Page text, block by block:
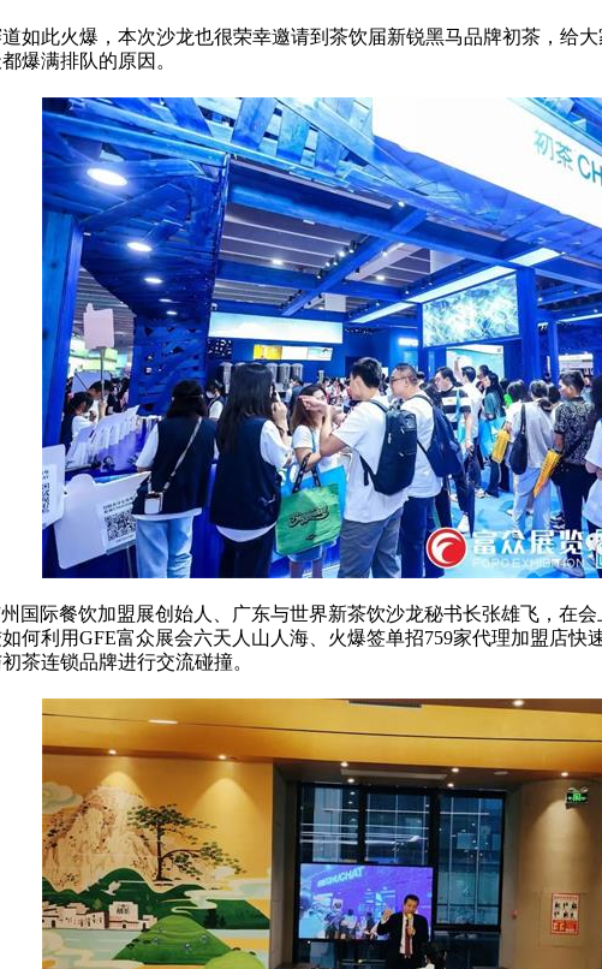
如此火爆，本次沙龙也很荣幸邀请到茶饮届新锐黑马品牌初茶，给
爆满排队的原因。
国际餐饮加盟展创始人、广东与世界新茶饮沙龙秘书长张雄飞，在
何利用GFE富众展会六天人山人海、火爆签单招759家代理加盟店快
茶连锁品牌进行交流碰撞。